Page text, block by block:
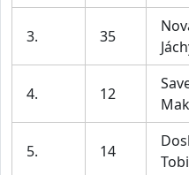
3. 35
4. 12
5. 14